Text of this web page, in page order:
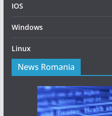
IOS
Windows
Linux
News Romania